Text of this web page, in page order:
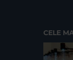
CELE